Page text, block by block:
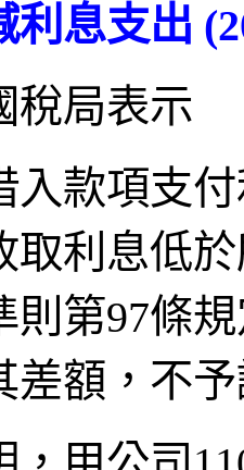
息支出
稅局表示
入款項支
取利息低
則第97條
差額，不